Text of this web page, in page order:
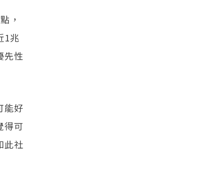
，
1兆
先性
能好
得可
此社